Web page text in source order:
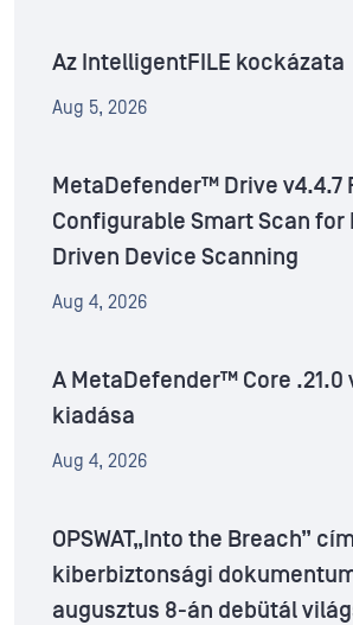
Az IntelligentFILE kockázata
Aug 5, 2026
MetaDefender™ Drive v4.4.7
Configurable Smart Scan for
Driven Device Scanning
Aug 4, 2026
A MetaDefender™ Core
kiadása
Aug 4, 2026
OPSWAT„Into the Breach”
kiberbiztonsági
augusztus 8-án debütál